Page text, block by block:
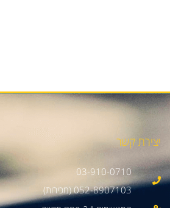
יצירת קשר
03-910-0710
052-8907103 (מכירות)